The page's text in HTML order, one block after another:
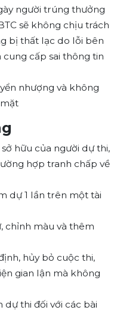
người trúng thưởng
sẽ không chịu trách
bị thất lạc do lỗi bên
cấp sai thông tin
nhượng và không
hữu của người dự thi,
hợp tranh chấp về
dự 1 lần trên một tài
chỉnh màu và thêm
hủy bỏ cuộc thi,
gian lận mà không
dự thi đối với các bài